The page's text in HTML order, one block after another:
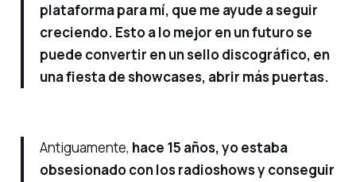
plataforma para mí, que me ayude a seguir
creciendo. Esto a lo mejor en un futuro se
puede convertir en un sello discográfico, en
una fiesta de showcases, abrir más puertas.
Antiguamente, hace 15 años, yo estaba
obsesionado con los radioshows y conseguir